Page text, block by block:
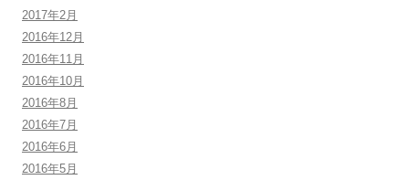
2017年2月
2016年12月
2016年11月
2016年10月
2016年8月
2016年7月
2016年6月
2016年5月